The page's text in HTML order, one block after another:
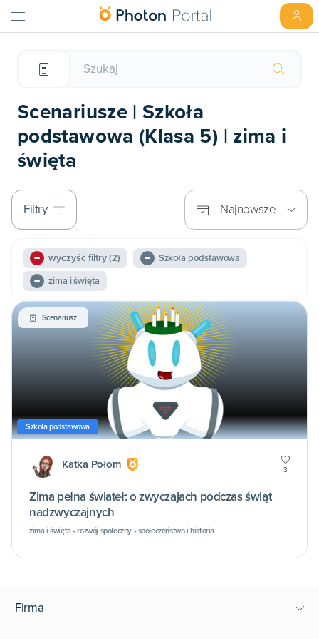
Scenariusze | Szkoła
podstawowa (Klasa 5) | zima i
święta
Filtry Najnowsze
wyczyść filtry(2)
Szkoła podstawowa
zima i święta
Scenariusz
Szkoła podstawowa
Katka Połom 3
Zima pełna świateł: o zwyczajach podczas świąt
nadzwyczajnych
zima i święta • rozwój społeczny • społeczeństwo i historia
Firma